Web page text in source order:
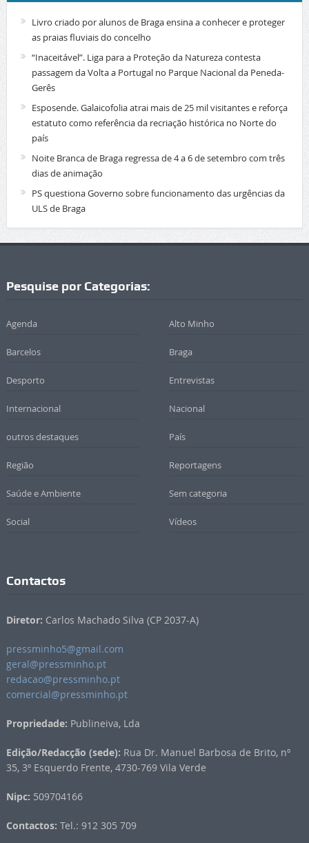
Livro criado por alunos de Braga ensina a conhecer e proteger
as praias fluviais do concelho
“Inaceitável”. Liga para a Proteção da Natureza contesta
passagem da Volta a Portugal no Parque Nacional da Peneda-
Gerês
Esposende. Galaicofolia atrai mais de 25 mil visitantes e reforça
estatuto como referência da recriação histórica no Norte do
país
Noite Branca de Braga regressa de 4 a 6 de setembro com três
dias de animação
PS questiona Governo sobre funcionamento das urgências da
ULS de Braga
Pesquise por Categorias:
Agenda Alto Minho
Barcelos Braga
Desporto Entrevistas
Internacional Nacional
outros destaques País
Região Reportagens
Saúde e Ambiente Sem categoria
Social Vídeos
Contactos
Diretor: Carlos Machado Silva (CP 2037-A)
pressminho5@gmail.com
geral@pressminho.pt
redacao@pressminho.pt
comercial@pressminho.pt
Propriedade: Publineiva, Lda
Edição/Redacção (sede): Rua Dr. Manuel Barbosa de Brito, nº
35, 3º Esquerdo Frente, 4730-769 Vila Verde
Nipc: 509704166
Contactos: Tel.: 912 305 709